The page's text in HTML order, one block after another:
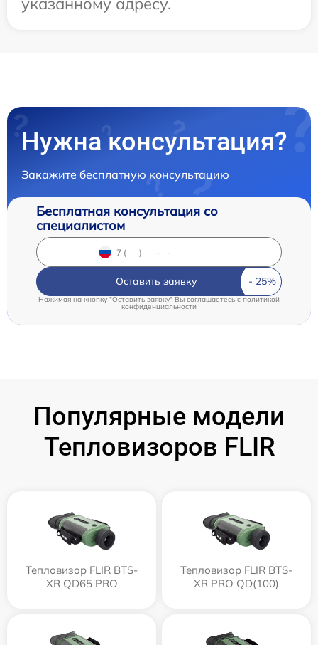
Нужна консультация?
Закажите бесплатную консультацию
Бесплатная консультация со
специалистом
Оставить заявку
Нажимая на кнопку "Оставить заявку" Вы соглашаетесь c политикой
конфиденциальности
Популярные модели
Тепловизоров FLIR
Тепловизор FLIR BTS-
XR QD65 PRO
Тепловизор FLIR BTS-
XR PRO QD(100)